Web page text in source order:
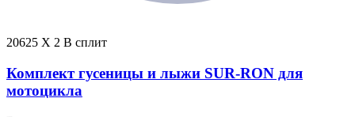
20625 X 2 В сплит
Комплект гусеницы и лыжи SUR-RON для
мотоцикла